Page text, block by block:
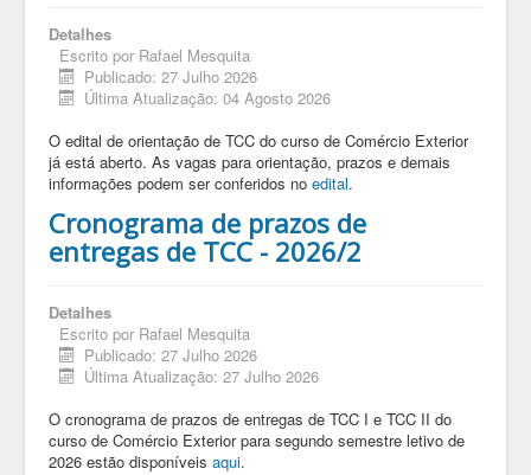
Detalhes
Escrito por Rafael Mesquita
Publicado: 27 Julho 2026
Última Atualização: 04 Agosto 2026
O edital de orientação de TCC do curso de Comércio Exterior
já está aberto. As vagas para orientação, prazos e demais
informações podem ser conferidos no edital.
Cronograma de prazos de
entregas de TCC - 2026/2
Detalhes
Escrito por Rafael Mesquita
Publicado: 27 Julho 2026
Última Atualização: 27 Julho 2026
O cronograma de prazos de entregas de TCC I e TCC II do
curso de Comércio Exterior para segundo semestre letivo de
2026 estão disponíveis aqui.